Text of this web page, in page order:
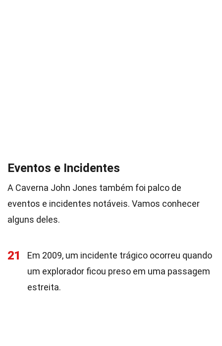
Eventos e Incidentes
A Caverna John Jones também foi palco de
eventos e incidentes notáveis. Vamos conhecer
alguns deles.
21
Em 2009, um incidente trágico ocorreu quando
um explorador ficou preso em uma passagem
estreita.